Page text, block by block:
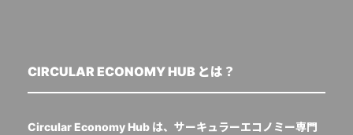
CIRCULAR ECONOMY HUB とは？
Circular Economy Hub は、サーキュラーエコノミー専門